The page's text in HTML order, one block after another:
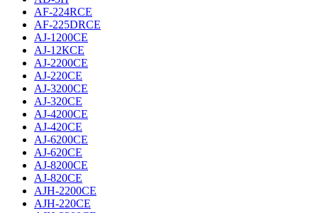
AF-224RCE
AF-225DRCE
AJ-1200CE
AJ-12КCE
AJ-2200CE
AJ-220CE
AJ-3200CE
AJ-320CE
AJ-4200CE
AJ-420CE
AJ-6200CE
AJ-620CE
AJ-8200CE
AJ-820CE
AJH-2200CE
AJH-220CE